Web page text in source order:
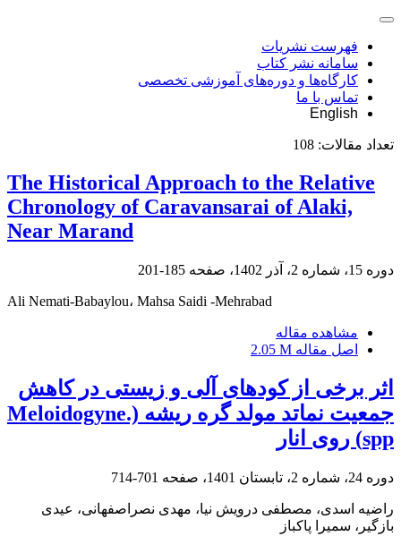
فهرست نشریات
سامانه نشر کتاب
کارگاه‌ها و دوره‌های آموزشی تخصصی
تماس با ما
English
تعداد مقالات: 108
The Historical Approach to the Relative
Chronology of Caravansarai of Alaki,
Near Marand
دوره 15، شماره 2، آذر 1402، صفحه 185-201
Ali Nemati-Babaylou، Mahsa Saidi -Mehrabad
مشاهده مقاله
اصل مقاله 2.05 M
اثر برخی از کودهای آلی و زیستی در کاهش
جمعیت نماتد مولد گره ریشه (.Meloidogyne
spp) روی انار
دوره 24، شماره 2، تابستان 1401، صفحه 701-714
راضیه اسدی، مصطفی درویش نیا، مهدی نصراصفهانی، عیدی
بازگیر، سمیرا پاکباز